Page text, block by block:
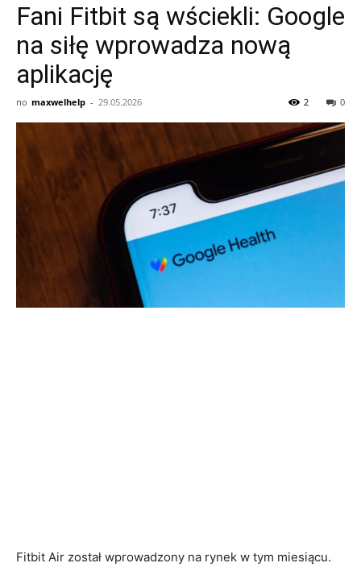
Technologia,
Inteligencja
i
Fani Fitbit są wściekli: Google
na siłę wprowadza nową
aplikację
по maxwelhelp - 29.05.2026 0
2
Fitbit Air został wprowadzony na rynek w tym miesiącu.